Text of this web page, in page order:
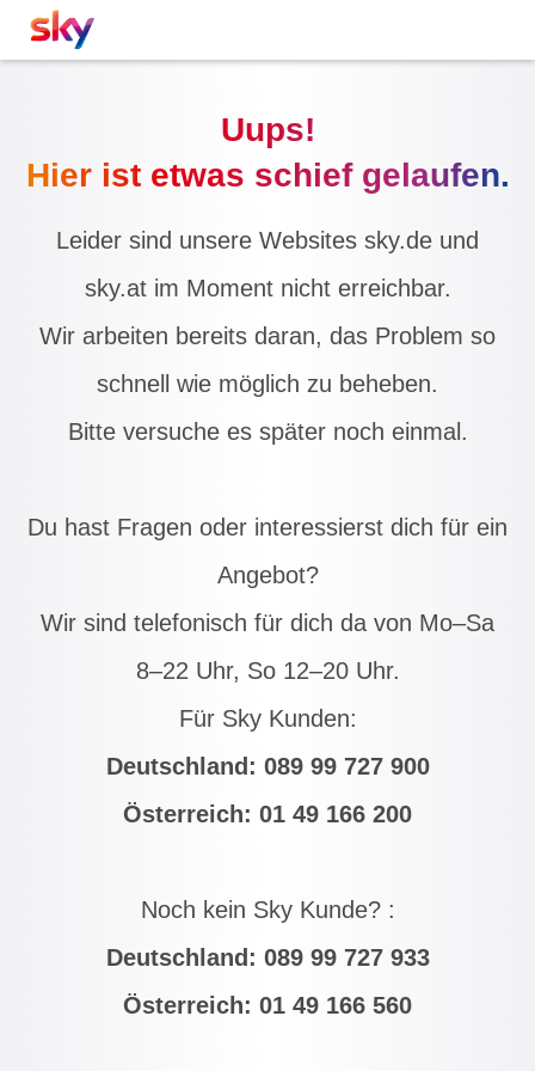
Uups!
Hier ist etwas schief gelaufen.
Leider sind unsere Websites sky.de und
sky.at im Moment nicht erreichbar.
Wir arbeiten bereits daran, das Problem so
schnell wie möglich zu beheben.
Bitte versuche es später noch einmal.
Du hast Fragen oder interessierst dich für ein
Angebot?
Wir sind telefonisch für dich da von Mo–Sa
8–22 Uhr, So 12–20 Uhr.
Für Sky Kunden:
Deutschland: 089 99 727 900
Österreich: 01 49 166 200
Noch kein Sky Kunde? :
Deutschland: 089 99 727 933
Österreich: 01 49 166 560